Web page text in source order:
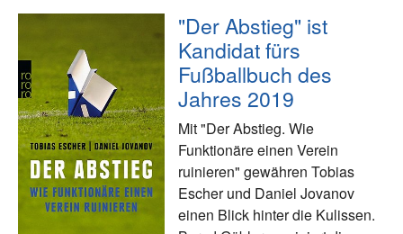
"Der Abstieg" ist
Kandidat fürs
Fußballbuch des
Jahres 2019
Mit "Der Abstieg. Wie
Funktionäre einen Verein
ruinieren" gewähren Tobias
Escher und Daniel Jovanov
einen Blick hinter die Kulissen.